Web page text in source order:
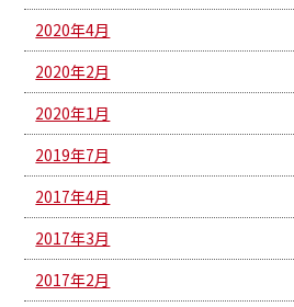
2020年4月
2020年2月
2020年1月
2019年7月
2017年4月
2017年3月
2017年2月